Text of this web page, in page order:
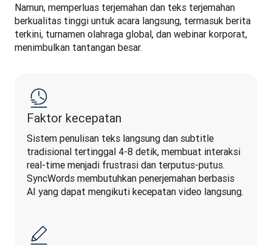
Namun, memperluas terjemahan dan teks terjemahan
berkualitas tinggi untuk acara langsung, termasuk berita
terkini, turnamen olahraga global, dan webinar korporat,
menimbulkan tantangan besar.
Faktor kecepatan
Sistem penulisan teks langsung dan subtitle
tradisional tertinggal 4-8 detik, membuat interaksi
real-time menjadi frustrasi dan terputus-putus.
SyncWords membutuhkan penerjemahan berbasis
AI yang dapat mengikuti kecepatan video langsung.